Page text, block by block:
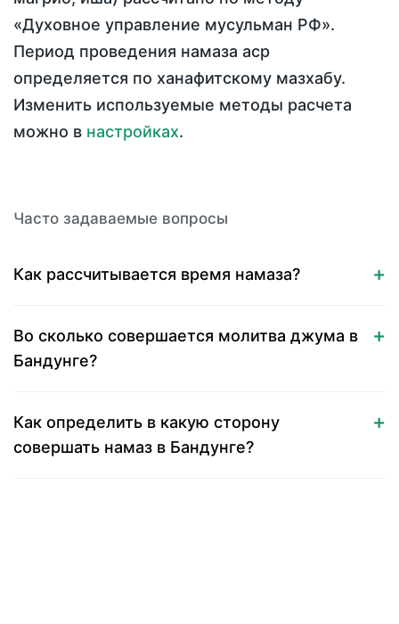
«Духовное управление мусульман РФ».
Период проведения намаза аср
определяется по ханафитскому мазхабу.
Изменить используемые методы расчета
можно в настройках.
Часто задаваемые вопросы
Как рассчитывается время намаза?
Во сколько совершается молитва джума в
Бандунге?
Как определить в какую сторону
совершать намаз в Бандунге?